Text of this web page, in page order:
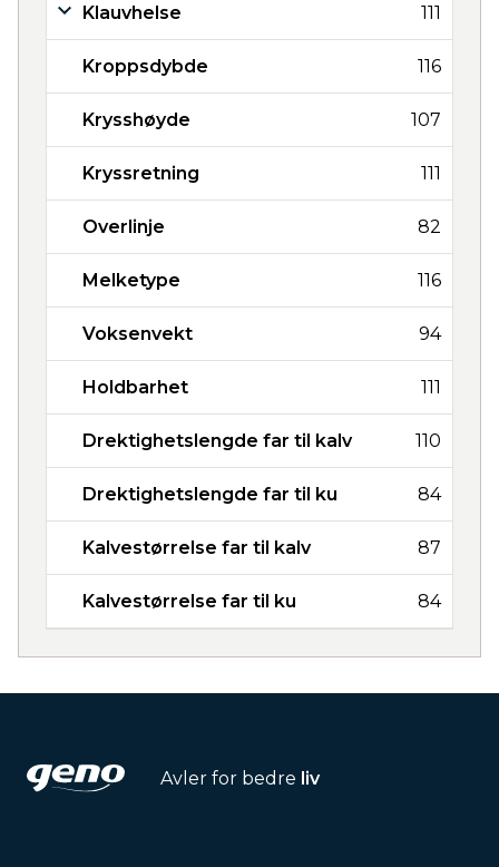
Klauvhelse 111
Kroppsdybde 116
Krysshøyde 107
Kryssretning 111
Overlinje 82
Melketype 116
Voksenvekt 94
Holdbarhet 111
Drektighetslengde far til kalv 110
Drektighetslengde far til ku 84
Kalvestørrelse far til kalv 87
Kalvestørrelse far til ku 84
Avler for bedre liv